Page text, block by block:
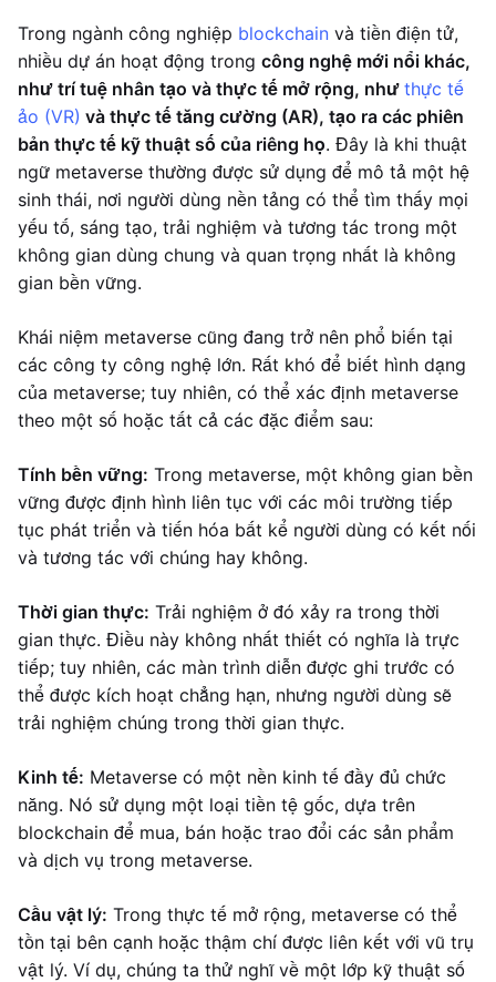
Trong ngành công nghiệp blockchain và tiền điện tử,
nhiều dự án hoạt động trong công nghệ mới nổi khác,
như trí tuệ nhân tạo và thực tế mở rộng, như thực tế
ảo (VR) và thực tế tăng cường (AR), tạo ra các phiên
bản thực tế kỹ thuật số của riêng họ. Đây là khi thuật
ngữ metaverse thường được sử dụng để mô tả một hệ
sinh thái, nơi người dùng nền tảng có thể tìm thấy mọi
yếu tố, sáng tạo, trải nghiệm và tương tác trong một
không gian dùng chung và quan trọng nhất là không
gian bền vững.
Khái niệm metaverse cũng đang trở nên phổ biến tại
các công ty công nghệ lớn. Rất khó để biết hình dạng
của metaverse; tuy nhiên, có thể xác định metaverse
theo một số hoặc tất cả các đặc điểm sau:
Tính bền vững: Trong metaverse, một không gian bền
vững được định hình liên tục với các môi trường tiếp
tục phát triển và tiến hóa bất kể người dùng có kết nối
và tương tác với chúng hay không.
Thời gian thực: Trải nghiệm ở đó xảy ra trong thời
gian thực. Điều này không nhất thiết có nghĩa là trực
tiếp; tuy nhiên, các màn trình diễn được ghi trước có
thể được kích hoạt chẳng hạn, nhưng người dùng sẽ
trải nghiệm chúng trong thời gian thực.
Kinh tế: Metaverse có một nền kinh tế đầy đủ chức
năng. Nó sử dụng một loại tiền tệ gốc, dựa trên
blockchain để mua, bán hoặc trao đổi các sản phẩm
và dịch vụ trong metaverse.
Cầu vật lý: Trong thực tế mở rộng, metaverse có thể
tồn tại bên cạnh hoặc thậm chí được liên kết với vũ trụ
vật lý. Ví dụ, chúng ta thử nghĩ về một lớp kỹ thuật số